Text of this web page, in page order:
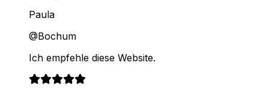
Paula
@Bochum
Ich empfehle diese Website.